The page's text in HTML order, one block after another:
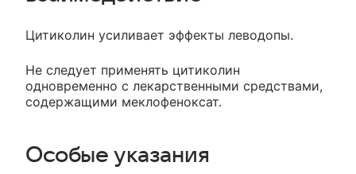
Цитиколин усиливает эффекты леводопы.
Не следует применять цитиколин
одновременно с лекарственными средствами,
содержащими меклофеноксат.
Особые указания